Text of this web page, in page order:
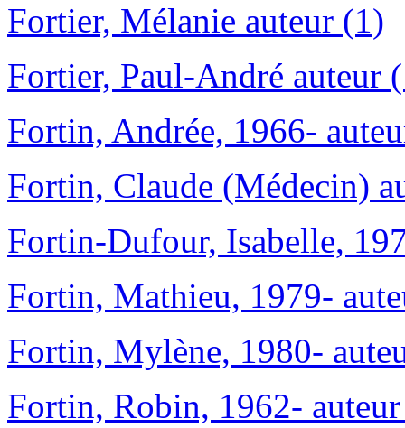
Fortier, Mélanie auteur (1)
Fortier, Paul-André auteur
Fortin, Andrée, 1966-
Fortin, Claude (Médecin)
Fortin-Dufour, Isabelle,
Fortin, Mathieu, 1979-
Fortin, Mylène, 1980-
Fortin, Robin, 1962-